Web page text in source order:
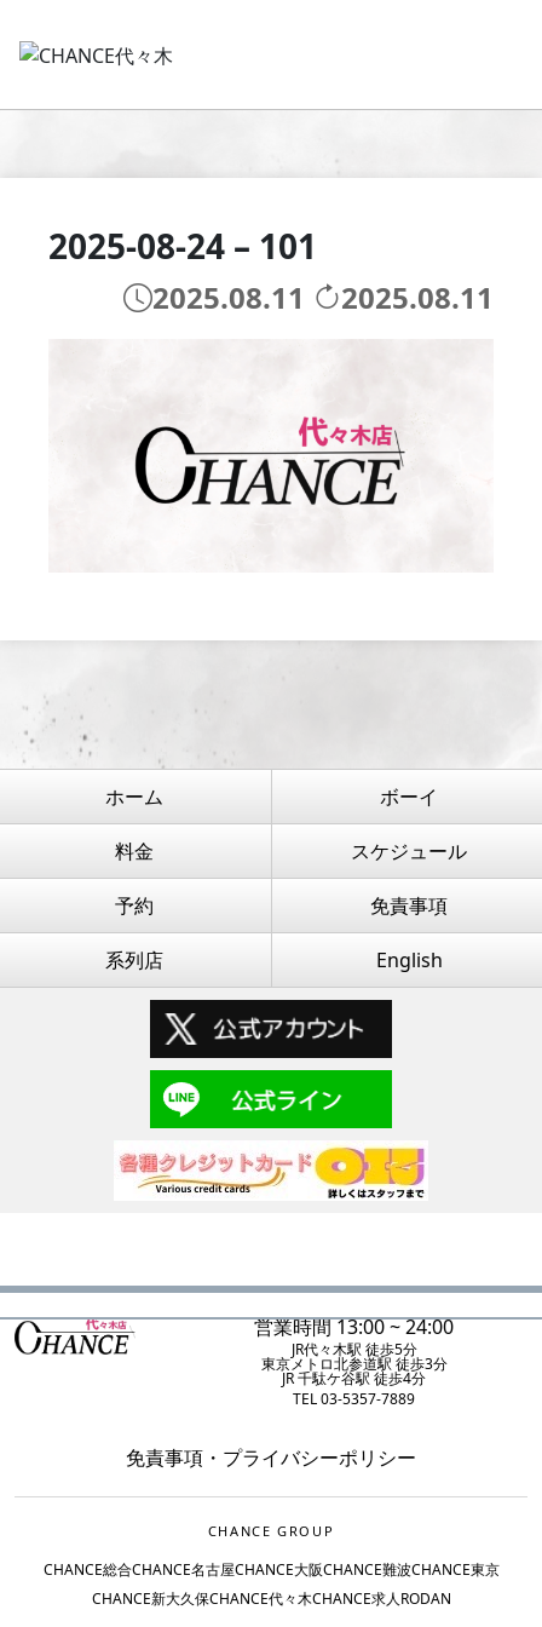
2025-08-24 – 101
2025.08.11 2025.08.11
ホーム ボーイ
料金 スケジュール
予約 免責事項
系列店 English
営業時間 13:00 ~ 24:00
JR代々木駅 徒歩5分
東京メトロ北参道駅 徒歩3分
JR 千駄ケ谷駅 徒歩4分
TEL 03-5357-7889
免責事項 ・ プライバシーポリシー
CHANCE GROUP
CHANCE総合CHANCE名古屋CHANCE大阪CHANCE難波CHANCE東京
CHANCE新大久保CHANCE代々木CHANCE求人RODAN